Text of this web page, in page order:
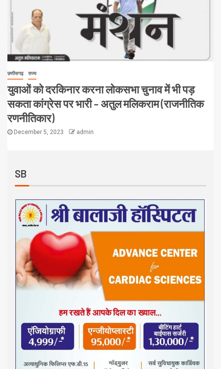
छत्तीसगढ़ राज्य
युवाओं को दरकिनार करना लोकसभा चुनाव में भी पड़
सकता कांग्रेस पर भारी – अतुल मलिकराम (राजनीतिक
रणनीतिकार)
December 5, 2023 admin
SB